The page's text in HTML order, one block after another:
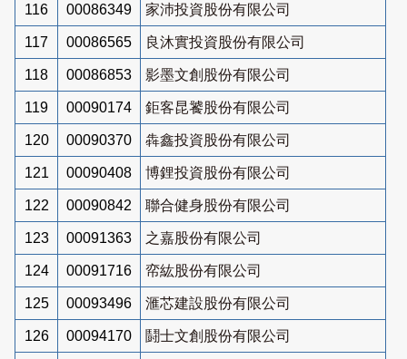
116 00086349 家沛投資股份有限公司
117 00086565 良沐實投資股份有限公司
118 00086853 影墨文創股份有限公司
119 00090174 鉅客昆饕股份有限公司
120 00090370 犇鑫投資股份有限公司
121 00090408 博鋰投資股份有限公司
122 00090842 聯合健身股份有限公司
123 00091363 之嘉股份有限公司
124 00091716 帟紘股份有限公司
125 00093496 滙芯建設股份有限公司
126 00094170 鬪士文創股份有限公司